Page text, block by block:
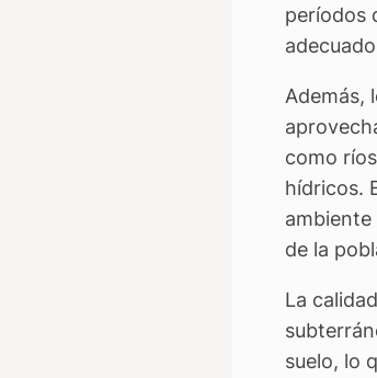
períodos
Además,
como
hídricos.
de la
La
suelo, lo